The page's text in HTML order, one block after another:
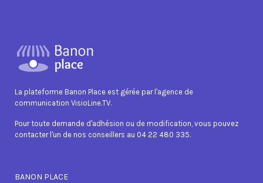
La plateforme Banon Place est gérée par l'agence de
communication VisioLine.TV.
Pour toute demande d'adhésion ou de modification, vous pouvez
contacter l'un de nos conseillers au 04 22 480 335.
BANON PLACE